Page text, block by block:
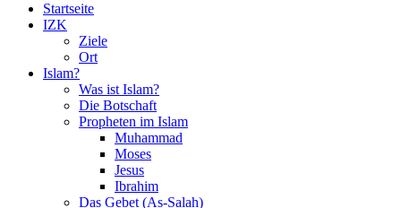
Startseite
IZK
Ziele
Ort
Islam?
Was ist Islam?
Die Botschaft
Propheten im Islam
Muhammad
Moses
Jesus
Ibrahim
Das Gebet (As-Salah)